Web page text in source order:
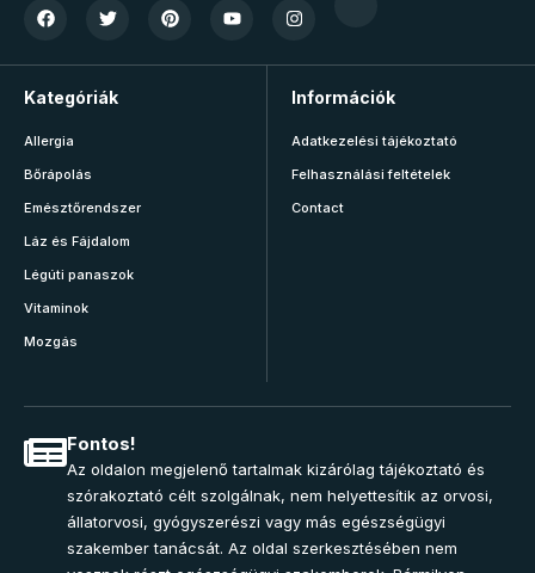
Kategóriák
Allergia
Bőrápolás
Emésztőrendszer
Láz és Fájdalom
Légúti panaszok
Vitaminok
Mozgás
Információk
Adatkezelési tájékoztató
Felhasználási feltételek
Contact
Fontos!
Az oldalon megjelenő tartalmak kizárólag tájékoztató és
szórakoztató célt szolgálnak, nem helyettesítik az orvosi,
állatorvosi, gyógyszerészi vagy más egészségügyi
szakember tanácsát. Az oldal szerkesztésében nem